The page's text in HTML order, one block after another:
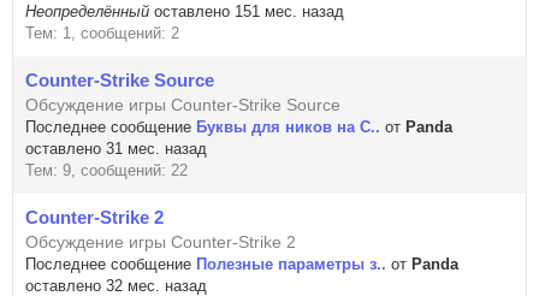
Неопределённый оставлено 151 мес. назад
Тем: 1, сообщений: 2
Counter-Strike Source
Обсуждение игры Counter-Strike Source
Последнее сообщение Буквы для ников на C.. от Panda
оставлено 31 мес. назад
Тем: 9, сообщений: 22
Counter-Strike 2
Обсуждение игры Counter-Strike 2
Последнее сообщение Полезные параметры з.. от Panda
оставлено 32 мес. назад